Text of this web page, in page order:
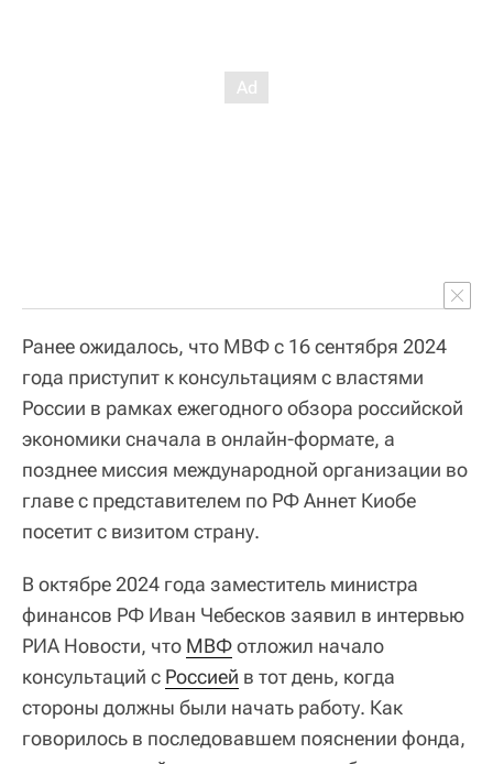
Ранее ожидалось, что МВФ с 16 сентября 2024
года приступит к консультациям с властями
России в рамках ежегодного обзора российской
экономики сначала в онлайн-формате, а
позднее миссия международной организации во
главе с представителем по РФ Аннет Киобе
посетит с визитом страну.
В октябре 2024 года заместитель министра
финансов РФ Иван Чебесков заявил в интервью
РИА Новости, что МВФотложил начало
консультаций с Россией в тот день, когда
стороны должны были начать работу. Как
говорилось в последовавшем пояснении фонда,